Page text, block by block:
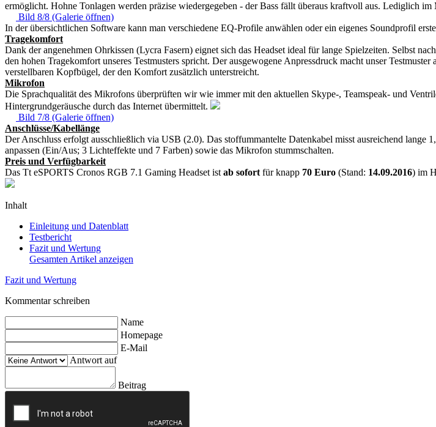
ermöglicht. Hohne Tonlagen werden präzise wiedergegeben - der Bass fällt überaus kraftvoll aus. Lediglich
Bild 8/8 (Galerie öffnen)
In der übersichtlichen Software kann man verschiedene EQ-Profile anwählen oder ein eigenes Soundprofil
Tragekomfort
Dank der angenehmen Ohrkissen (Lycra Fasern) eignet sich das Headset ideal für lange Spielzeiten. Selbst
den hohen Tragekomfort unseres Testmusters spricht. Der ausgewogene Anpressdruck macht unser
verstellbaren Kopfbügel, der den Komfort zusätzlich unterstreicht.
Mikrofon
Die Sprachqualität des Mikrofons überprüften wir wie immer mit den aktuellen Skype-, Teamspeak- und
Hintergrundgeräusche durch das Internet übermittelt.
Bild 7/8 (Galerie öffnen)
Anschlüsse/Kabellänge
Der Anschluss erfolgt ausschließlich via USB (2.0). Das stoffummantelte Datenkabel misst ausreichend
anpassen (Ein/Aus; 3 Lichteffekte und 7 Farben) sowie das Mikrofon stummschalten.
Preis und Verfügbarkeit
Das Tt eSPORTS Cronos RGB 7.1 Gaming Headset istab sofortfür knapp 70 Euro (Stand: 14.09.2016) im
Inhalt
Einleitung und Datenblatt
Testbericht
Fazit und Wertung
Gesamten Artikel anzeigen
Fazit und Wertung
Kommentar schreiben
Name
Homepage
E-Mail
Antwort auf
Beitrag